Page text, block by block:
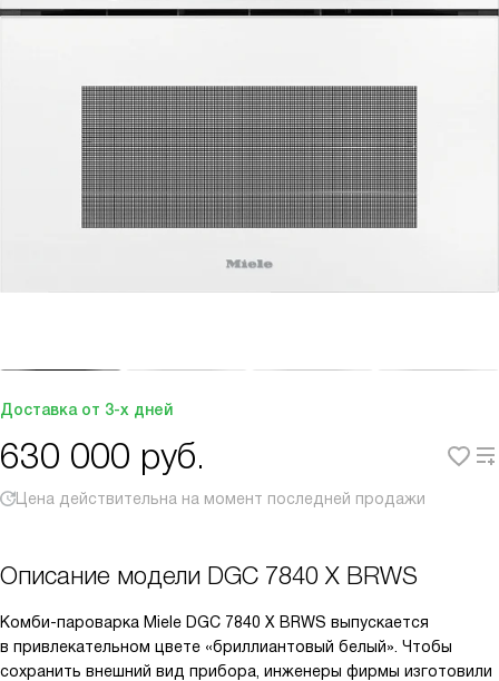
Доставка от 3-х дней
630 000 руб.
Цена действительна на момент последней продажи
Описание модели DGC 7840 X BRWS
Комби-пароварка Miele DGC 7840 X BRWS выпускается
в привлекательном цвете «бриллиантовый белый». Чтобы
сохранить внешний вид прибора, инженеры фирмы изготовили